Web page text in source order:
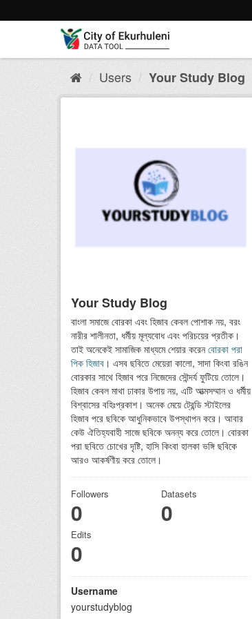
to
Users Your Study Blog
Your Study Blog
বাংলা সমাজে বোরকা এবং হিজাব কেবল পোশাক নয়, বরং
নারীর শালীনতা, ধর্মীয় মূল্যবোধ এবং পরিচয়ের প্রতীক।
তাই অনেকেই সামাজিক মাধ্যমে শেয়ার করেনবোরকা পরা
পিক হিজাব । এসব ছবিতে মেয়েরা কালো, সাদা কিংবা রঙিন
বোরকার সাথে হিজাব পরে নিজেদের সৌন্দর্য ফুটিয়ে তোলে।
হিজাব কেবল মাথা ঢাকার উপায় নয়, এটি আত্মসম্মান ও ধর্মীয়
বিশ্বাসের বহিঃপ্রকাশ। অনেক মেয়ে ট্রেন্ডি স্টাইলের
হিজাব পরে ছবিকে আধুনিকভাবে উপস্থাপন করে। আবার
কেউ ঐতিহ্যবাহী সাজে ছবিকে অনন্য করে তোলে। বোরকা
পরা ছবিতে চোখের দৃষ্টি, হাসি কিংবা হালকা ভঙ্গি ছবিকে
আরও আকর্ষণীয় করে তোলে।
Followers
0
Datasets
0
Edits
0
Username
yourstudyblog